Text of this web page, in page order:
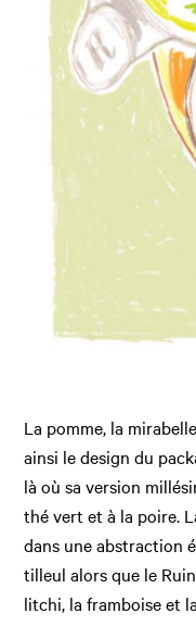
La pomme, la
ainsi le design du
là où sa version
thé vert et à la poire.
dans une abstraction
tilleul alors que le
litchi, la framboise et